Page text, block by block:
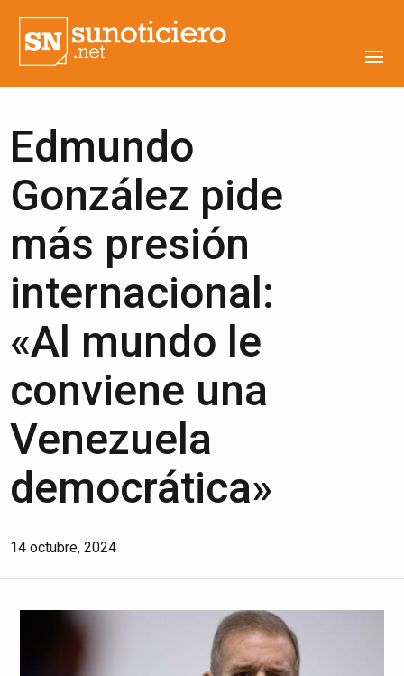
Edmundo
González pide
más presión
internacional:
«Al mundo le
conviene una
Venezuela
democrática»
14 octubre, 2024